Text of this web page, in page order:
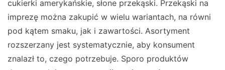
cukierki amerykańskie, słone przekąski. Przekąski na
imprezę można zakupić w wielu wariantach, na równi
pod kątem smaku, jak i zawartości. Asortyment
rozszerzany jest systematycznie, aby konsument
znalazł to, czego potrzebuje. Sporo produktów